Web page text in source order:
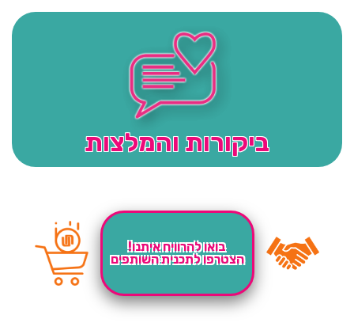
ביקורות והמלצות
בואו להרוויח איתנו!
הצטרפו לתכנית השותפים